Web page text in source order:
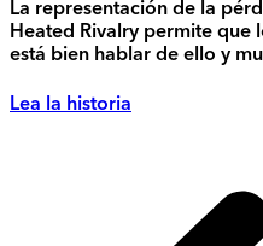
La representación de la
Heated Rivalry permite que
está bien hablar de ello y
Lea la historia